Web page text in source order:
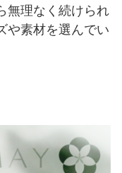
無理なく続けられ
や素材を選んでい